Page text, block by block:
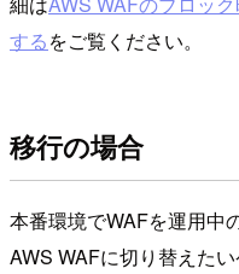
するをご覧ください。
移行の場合
本番環境でWAFを運用中
AWS WAFに切り替えた